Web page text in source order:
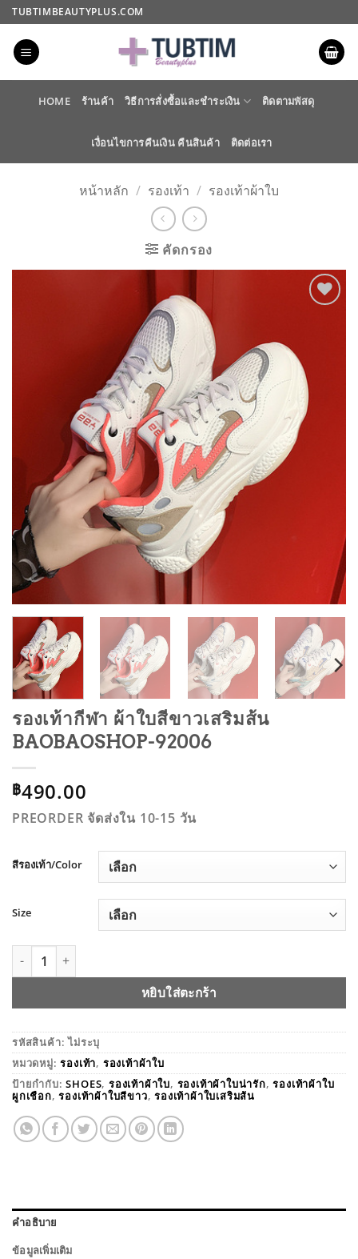
ข้าม
ไป
เนื้อหา
TUBTIMBEAUTYPLUS.COM
HOME ร้านค้า วิธีการสั่งซื้อและชำระเงิน ติดตามพัสดุ
เงื่อนไขการคืนเงิน คืนสินค้า ติดต่อเรา
หน้าหลัก / รองเท้า / รองเท้าผ้าใบ
คัดกรอง
รองเท้ากีฬา ผ้าใบสีขาวเสริมส้น
BAOBAOSHOP-92006
฿490.00
PREORDER จัดส่งใน 10-15 วัน
สีรองเท้า/Color
Size
จำนวน รองเท้ากีฬา ผ้าใบสีขาวเสริมส้น BAOBAOSHOP-92006
หยิบใส่ตะกร้า
รหัสสินค้า:ไม่ระบุ
หมวดหมู่:รองเท้า, รองเท้าผ้าใบ
ป้ายกำกับ:SHOES,รองเท้าผ้าใบ, รองเท้าผ้าใบน่ารัก,รองเท้าผ้าใบ
ผูกเชือก,รองเท้าผ้าใบสีขาว,รองเท้าผ้าใบเสริมส้น
คำอธิบาย
ข้อมูลเพิ่มเติม